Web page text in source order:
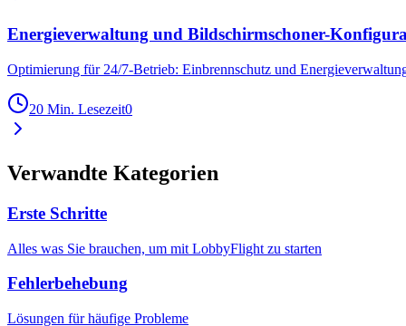
Energieverwaltung und Bildschirmschoner-
Optimierung für 24/7-Betrieb: Einbrennschutz und
20 Min. Lesezeit0
Verwandte Kategorien
Erste Schritte
Alles was Sie brauchen, um mit LobbyFlight zu starten
Fehlerbehebung
Lösungen für häufige Probleme